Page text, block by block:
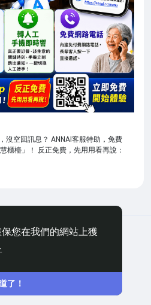
您在我們的網站上獲
了！
沒空回訊息？ ANNAI客服特助，免費
櫃檯」！ 反正免費，先用用看再說：
站地圖